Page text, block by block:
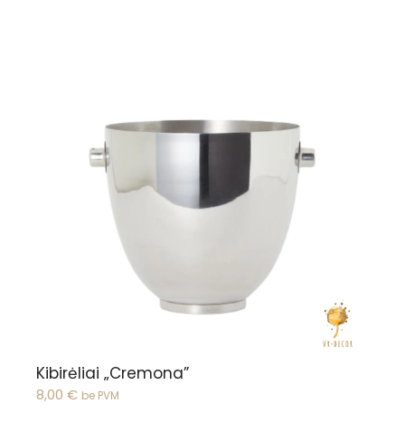
Peržiūrėti
Kibirėliai „Cremona”
8,00 € be PVM